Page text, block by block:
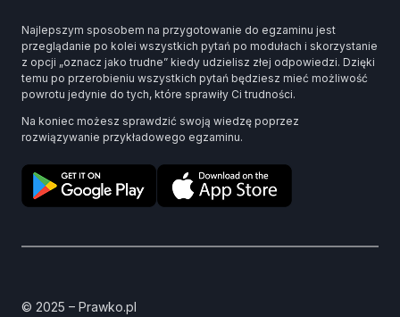
Najlepszym sposobem na przygotowanie do egzaminu jest
przeglądanie po kolei wszystkich pytań po modułach i skorzystanie
z opcji „oznacz jako trudne” kiedy udzielisz złej odpowiedzi. Dzięki
temu po przerobieniu wszystkich pytań będziesz mieć możliwość
powrotu jedynie do tych, które sprawiły Ci trudności.
Na koniec możesz sprawdzić swoją wiedzę poprzez
rozwiązywanie przykładowego egzaminu.
© 2025 – Prawko.pl